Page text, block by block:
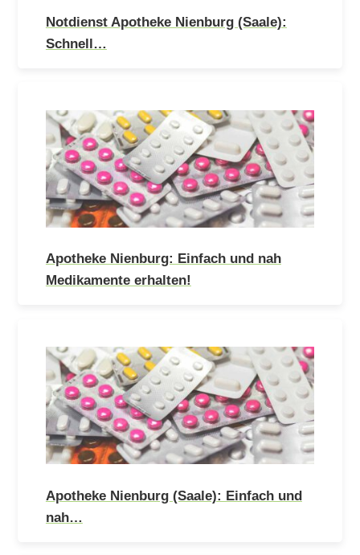
Notdienst Apotheke Nienburg (Saale):
Schnell…
Apotheke Nienburg: Einfach und nah
Medikamente erhalten!
Apotheke Nienburg (Saale): Einfach und
nah…